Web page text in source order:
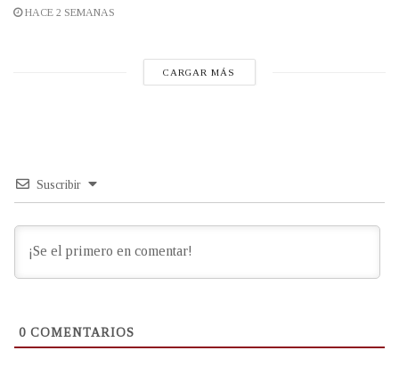
HACE 2 SEMANAS
CARGAR MÁS
Suscribir
0 COMENTARIOS